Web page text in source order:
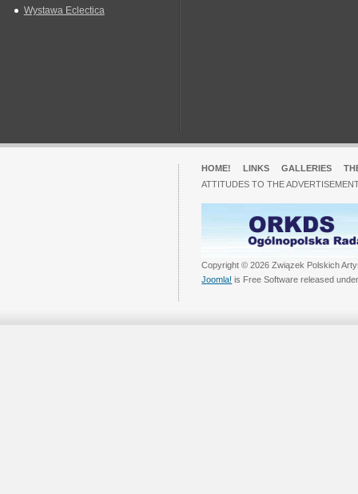
Wystawa Eclectica
HOME! LINKS GALLERIES
ATTITUDES TO THE
Copyright © 2026 Związek Polskich
Joomla! is Free Software released